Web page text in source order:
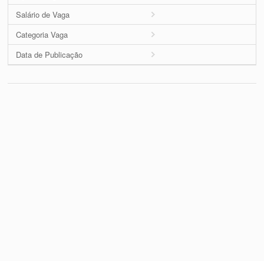
Salário de Vaga
Categoria Vaga
Data de Publicação